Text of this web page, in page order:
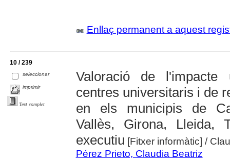
Enllaç permanent a aquest
10 / 239
seleccionar
imprimir
Text complet
Valoració de l'impacte
centres universitaris i de
en els municipis de
Vallès, Girona, Lleida,
executiu [Fitxer informàtic] /
Pérez Prieto, Claudia Beatriz